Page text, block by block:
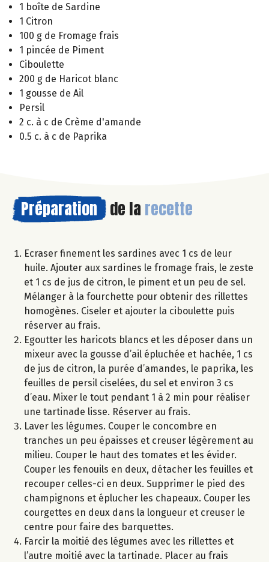
1 boîte de Sardine
1 Citron
100 g de Fromage frais
1 pincée de Piment
Ciboulette
200 g de Haricot blanc
1 gousse de Ail
Persil
2 c. à c de Crème d'amande
0.5 c. à c de Paprika
Préparation de la recette
Ecraser finement les sardines avec 1 cs de leur
huile. Ajouter aux sardines le fromage frais, le zeste
et 1 cs de jus de citron, le piment et un peu de sel.
Mélanger à la fourchette pour obtenir des rillettes
homogènes. Ciseler et ajouter la ciboulette puis
réserver au frais.
Egoutter les haricots blancs et les déposer dans un
mixeur avec la gousse d’ail épluchée et hachée, 1 cs
de jus de citron, la purée d’amandes, le paprika, les
feuilles de persil ciselées, du sel et environ 3 cs
d’eau. Mixer le tout pendant 1 à 2 min pour réaliser
une tartinade lisse. Réserver au frais.
Laver les légumes. Couper le concombre en
tranches un peu épaisses et creuser légèrement au
milieu. Couper le haut des tomates et les évider.
Couper les fenouils en deux, détacher les feuilles et
recouper celles-ci en deux. Supprimer le pied des
champignons et éplucher les chapeaux. Couper les
courgettes en deux dans la longueur et creuser le
centre pour faire des barquettes.
Farcir la moitié des légumes avec les rillettes et
l’autre moitié avec la tartinade. Placer au frais